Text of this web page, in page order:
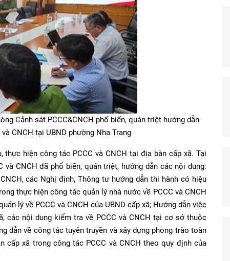
Cảnh sát PCCC&CNCH phố biến, quán triệt hướng dẫn
CNCH tại UBND phường Nha Trang
hiện công tác PCCC và CNCH tại địa bàn cấp xã. Tại
CNCH đã phổ biến, quán triệt, hướng dẫn các nội dung:
các Nghị định, Thông tư hướng dẫn thi hành có hiệu
thực hiện công tác quản lý nhà nước về PCCC và CNCH
lý về PCCC và CNCH của UBND cấp xã; Hướng dẫn việc
các nội dung kiểm tra về PCCC và CNCH tại cơ sở thuộc
dẫn về công tác tuyên truyền và xây dựng phong trào toàn
cấp xã trong công tác PCCC và CNCH theo quy định của